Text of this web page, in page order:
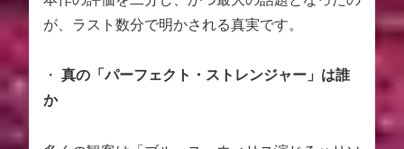
が、ラスト数分で明かされる真実です。
・ 真の「パーフェクト・ストレンジャー」は誰
か